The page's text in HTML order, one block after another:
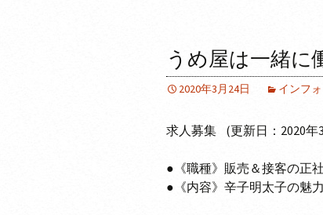
うめ屋は一緒に
2020年3月24日 インフ
求人募集 (更新日：2020年
●《職種》販売＆接客の正
●《内容》辛子明太子の魅